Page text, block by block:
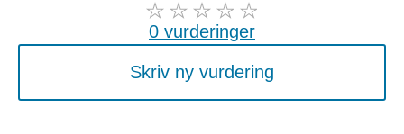
0 vurderinger
Skriv ny vurdering